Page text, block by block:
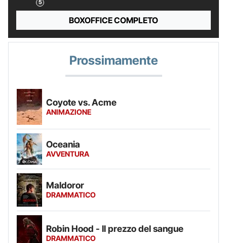
BOXOFFICE COMPLETO
Prossimamente
Coyote vs. Acme
ANIMAZIONE
Oceania
AVVENTURA
Maldoror
DRAMMATICO
Robin Hood - Il prezzo del sangue
DRAMMATICO